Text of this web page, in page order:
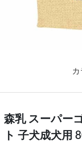
森乳 スーパー
ト 子犬成犬用